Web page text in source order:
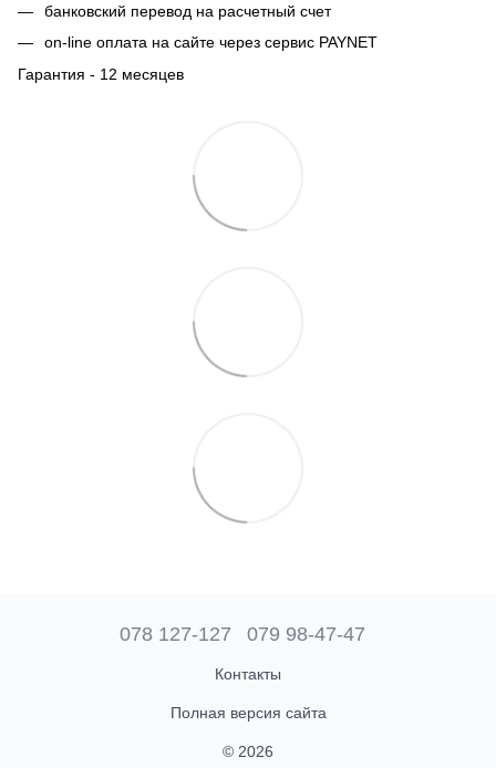
банковский перевод на расчетный счет
on-line оплата на сайте через сервис PAYNET
Гарантия - 12 месяцев
078 127-127 079 98-47-47
Контакты
Полная версия сайта
© 2026